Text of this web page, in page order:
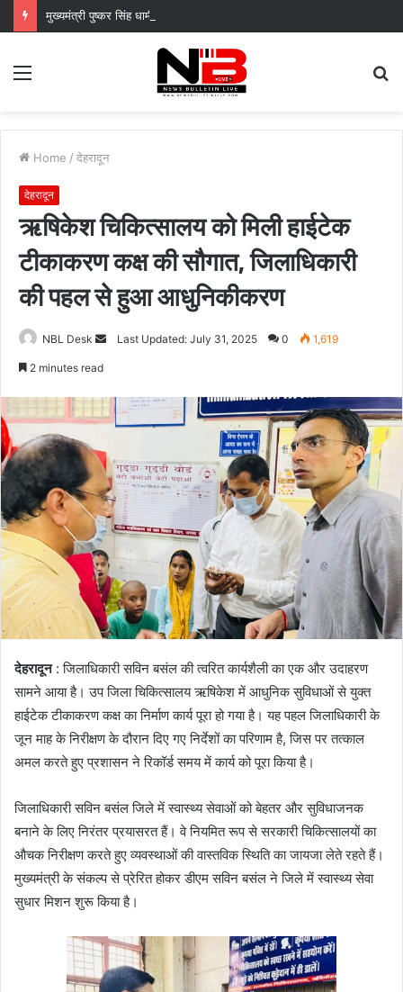
Menu
Home / देहरादून
देहरादून
ऋषिकेश चिकित्सालय को मिली हाईटेक
टीकाकरण कक्ष की सौगात, जिलाधिकारी
की पहल से हुआ आधुनिकीकरण
NBL Desk
SendLast Updated: July 31, 2025 0 1,619
2 minutes read
देहरादून: जिलाधिकारी सविन बसंल की त्वरित कार्यशैली का एक और उदाहरण
सामने आया है। उप जिला चिकित्सालय ऋषिकेश में आधुनिक सुविधाओं से युक्त
हाईटेक टीकाकरण कक्ष का निर्माण कार्य पूरा हो गया है। यह पहल जिलाधिकारी के
जून माह के निरीक्षण के दौरान दिए गए निर्देशों का परिणाम है, जिस पर तत्काल
अमल करते हुए प्रशासन ने रिकॉर्ड समय में कार्य को पूरा किया है।
जिलाधिकारी सविन बसंल जिले में स्वास्थ्य सेवाओं को बेहतर और सुविधाजनक
बनाने के लिए निरंतर प्रयासरत हैं। वे नियमित रूप से सरकारी चिकित्सालयों का
औचक निरीक्षण करते हुए व्यवस्थाओं की वास्तविक स्थिति का जायजा लेते रहते हैं।
मुख्यमंत्री के संकल्प से प्रेरित होकर डीएम सविन बसंल ने जिले में स्वास्थ्य सेवा
सुधार मिशन शुरू किया है।